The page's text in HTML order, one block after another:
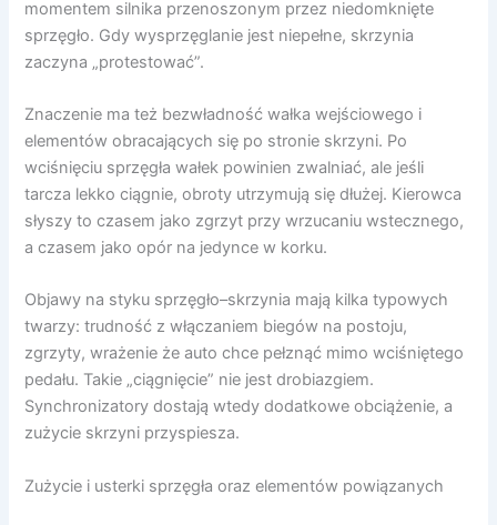
momentem silnika przenoszonym przez niedomknięte
sprzęgło. Gdy wysprzęglanie jest niepełne, skrzynia
zaczyna „protestować”.
Znaczenie ma też bezwładność wałka wejściowego i
elementów obracających się po stronie skrzyni. Po
wciśnięciu sprzęgła wałek powinien zwalniać, ale jeśli
tarcza lekko ciągnie, obroty utrzymują się dłużej. Kierowca
słyszy to czasem jako zgrzyt przy wrzucaniu wstecznego,
a czasem jako opór na jedynce w korku.
Objawy na styku sprzęgło–skrzynia mają kilka typowych
twarzy: trudność z włączaniem biegów na postoju,
zgrzyty, wrażenie że auto chce pełznąć mimo wciśniętego
pedału. Takie „ciągnięcie” nie jest drobiazgiem.
Synchronizatory dostają wtedy dodatkowe obciążenie, a
zużycie skrzyni przyspiesza.
Zużycie i usterki sprzęgła oraz elementów powiązanych